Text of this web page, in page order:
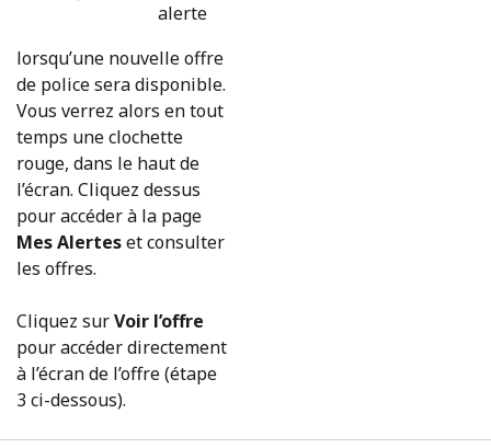
alerte
lorsqu’une nouvelle offre
de police sera disponible.
Vous verrez alors en tout
temps une clochette
rouge, dans le haut de
l’écran. Cliquez dessus
pour accéder à la page
Mes Alerteset consulter
les offres.
Cliquez surVoir l’offre
pour accéder directement
à l’écran de l’offre (étape
3 ci-dessous).